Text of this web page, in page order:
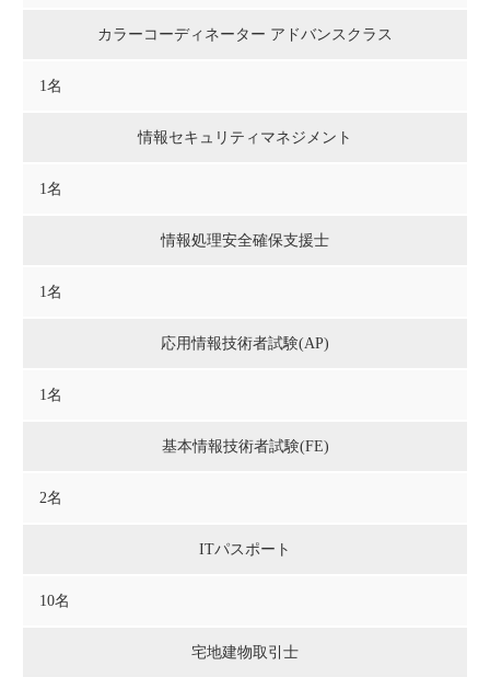
カラーコーディネーター アドバンスクラス
1名
情報セキュリティマネジメント
1名
情報処理安全確保支援士
1名
応用情報技術者試験(AP)
1名
基本情報技術者試験(FE)
2名
ITパスポート
10名
宅地建物取引士